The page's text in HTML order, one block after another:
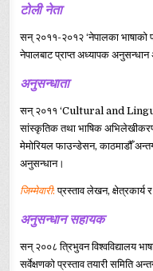
टोली नेता
सन् २०११-२०१२ ‘नेपालका भाषाको
नेपालबाट प्राप्त अध्यापक
अनुसन्धाता
सन् २०११ ‘Cultural and
सांस्कृतिक तथा भाषिक अभिलेखीकरण)
मेमोरियल फाउन्डेसन, काठमाडौँ
अनुसन्धान।
जिम्मेवारी: प्रस्ताव लेखन,
अनुसन्धान सहायक
सन् २००८ त्रिभुवन विश्वविद्यालय
सर्वेक्षणको प्रस्ताव तयारी समिति